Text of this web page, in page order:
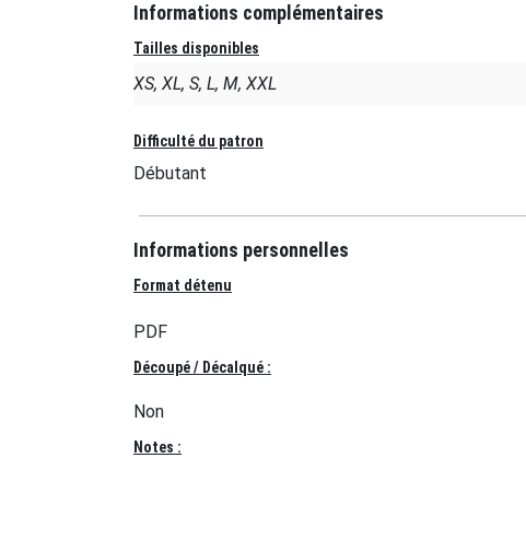
Informations complémentaires
Tailles disponibles
XS, XL, S, L, M, XXL
Difficulté du patron
Débutant
Informations personnelles
Format détenu
PDF
Découpé / Décalqué :
Non
Notes :